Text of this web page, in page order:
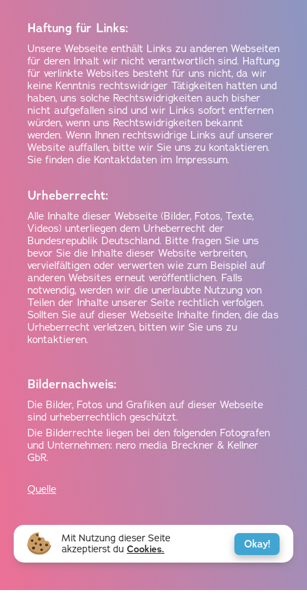
Mit Nutzung dieser Seite
akzeptierst du Cookies. Okay!
Haftung für Links:
Unsere Webseite enthält Links zu anderen Webseiten
für deren Inhalt wir nicht verantwortlich sind. Haftung
für verlinkte Websites besteht für uns nicht, da wir
keine Kenntnis rechtswidriger Tätigkeiten hatten und
haben, uns solche Rechtswidrigkeiten auch bisher
nicht aufgefallen sind und wir Links sofort entfernen
würden, wenn uns Rechtswidrigkeiten bekannt
werden. Wenn Ihnen rechtswidrige Links auf unserer
Website auffallen, bitte wir Sie uns zu kontaktieren.
Sie finden die Kontaktdaten im Impressum.
Urheberrecht:
Alle Inhalte dieser Webseite (Bilder, Fotos, Texte,
Videos) unterliegen dem Urheberrecht der
Bundesrepublik Deutschland. Bitte fragen Sie uns
bevor Sie die Inhalte dieser Website verbreiten,
vervielfältigen oder verwerten wie zum Beispiel auf
anderen Websites erneut veröffentlichen. Falls
notwendig, werden wir die unerlaubte Nutzung von
Teilen der Inhalte unserer Seite rechtlich verfolgen.
Sollten Sie auf dieser Webseite Inhalte finden, die das
Urheberrecht verletzen, bitten wir Sie uns zu
kontaktieren.
Bildernachweis:
Die Bilder, Fotos und Grafiken auf dieser Webseite
sind urheberrechtlich geschützt.
Die Bilderrechte liegen bei den folgenden Fotografen
und Unternehmen: nero media Breckner & Kellner
GbR.
Quelle